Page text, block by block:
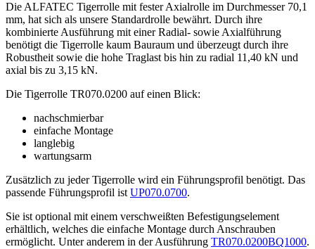
Die ALFATEC Tigerrolle mit fester Axialrolle im Durchmesser 70,1
mm, hat sich als unsere Standardrolle bewährt. Durch ihre
kombinierte Ausführung mit einer Radial- sowie Axialführung
benötigt die Tigerrolle kaum Bauraum und überzeugt durch ihre
Robustheit sowie die hohe Traglast bis hin zu radial 11,40 kN und
axial bis zu 3,15 kN.
Die Tigerrolle TR070.0200 auf einen Blick:
nachschmierbar
einfache Montage
langlebig
wartungsarm
Zusätzlich zu jeder Tigerrolle wird ein Führungsprofil benötigt. Das
passende Führungsprofil ist UP070.0700.
Sie ist optional mit einem verschweißten Befestigungselement
erhältlich, welches die einfache Montage durch Anschrauben
ermöglicht. Unter anderem in der Ausführung TR070.0200BQ1000.